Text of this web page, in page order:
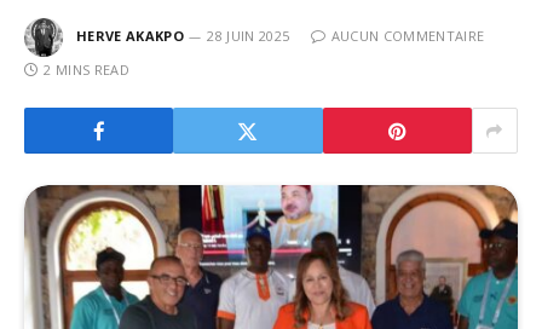
HERVE AKAKPO 28 JUIN 2025
AUCUN COMMENTAIRE
2 MINS READ